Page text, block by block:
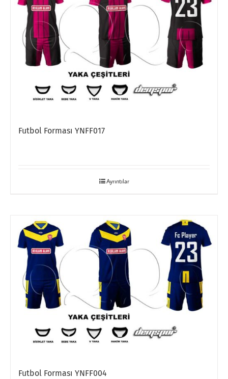
Futbol Forması YNFF017
Ayrıntılar
Futbol Forması YNFF004